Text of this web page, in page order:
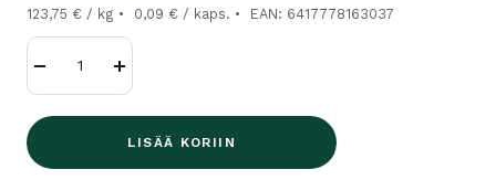
123,75 € / kg 0,09 € / kaps. EAN: 6417778163037
Lisää
LISÄÄ KORIIN